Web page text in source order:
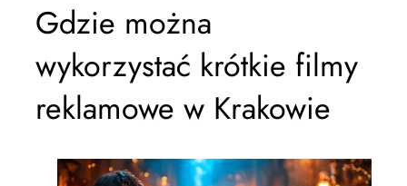
Gdzie można
wykorzystać krótkie filmy
reklamowe w Krakowie